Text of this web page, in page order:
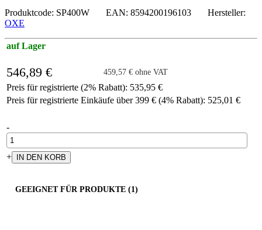
Produktcode: SP400W EAN: 8594200196103 Hersteller:
OXE
auf Lager
546,89 € 459,57 € ohne VAT
Preis für registrierte (2% Rabatt): 535,95 €
Preis für registrierte Einkäufe über 399 € (4% Rabatt): 525,01 €
-
+
GEEIGNET FÜR PRODUKTE (1)